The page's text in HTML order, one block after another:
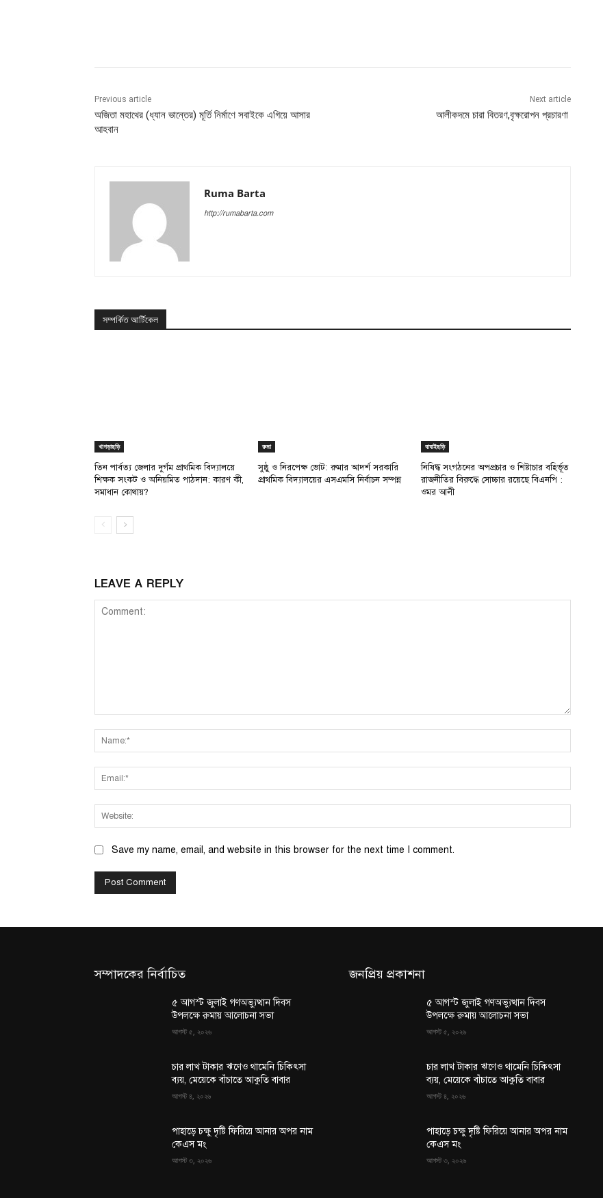
Previous article
অজিতা মহাথের (ধ্যান ভান্তের) মূর্তি নির্মাণে সবাইকে এগিয়ে আসার
আহবান
Next article
আলীকদমে চারা বিতরণ,বৃক্ষরোপন প্রচারণা
Ruma Barta
http://rumabarta.com
সম্পর্কিত আর্টিকেল
খাগড়াছড়ি
তিন পার্বত্য জেলার দুর্গম প্রাথমিক বিদ্যালয়ে
শিক্ষক সংকট ও অনিয়মিত পাঠদান: কারণ কী,
সমাধান কোথায়?
রুমা
সুষ্ঠু ও নিরপেক্ষ ভোট: রুমার আদর্শ সরকারি
প্রাথমিক বিদ্যালয়ের এসএমসি নির্বাচন সম্পন্ন
বাঘাইছড়ি
নিষিদ্ধ সংগঠনের অপপ্রচার ও শিষ্টাচার বহির্ভূত
রাজনীতির বিরুদ্ধে সোচ্চার রয়েছে বিএনপি :
ওমর আলী
LEAVE A REPLY
Save my name, email, and website in this browser for the next time I comment.
সম্পাদকের নির্বাচিত
৫ আগস্ট জুলাই গণঅভ্যুত্থান দিবস
উপলক্ষে রুমায় আলোচনা সভা
আগস্ট ৫, ২০২৬
চার লাখ টাকার ঋণেও থামেনি চিকিৎসা
ব্যয়, মেয়েকে বাঁচাতে আকুতি বাবার
আগস্ট ৪, ২০২৬
পাহাড়ে চক্ষু দৃষ্টি ফিরিয়ে আনার অপর নাম
কেএস মং
আগস্ট ৩, ২০২৬
জনপ্রিয় প্রকাশনা
৫ আগস্ট জুলাই গণঅভ্যুত্থান দিবস
উপলক্ষে রুমায় আলোচনা সভা
আগস্ট ৫, ২০২৬
চার লাখ টাকার ঋণেও থামেনি চিকিৎসা
ব্যয়, মেয়েকে বাঁচাতে আকুতি বাবার
আগস্ট ৪, ২০২৬
পাহাড়ে চক্ষু দৃষ্টি ফিরিয়ে আনার অপর নাম
কেএস মং
আগস্ট ৩, ২০২৬